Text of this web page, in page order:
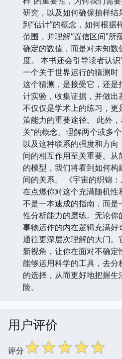
研究，以及如何确保抽样
到“估计”的概念，如何根据
范围，并理解“置信区间”
确定的数值，而是对未知
度。 本书还会引导读者认
一个关于世界运行的猜测
这个猜测，是接受它，还
计实验，收集证据，并做
不仅仅是学术上的练习，
策能力的重要途径。 此外
关”的概念。理解两个或多
以及这种联系的强度和方
间的相互作用至关重要。
的模型，我们将看到如何
间的关系。 《宇宙的织锦
在点燃你对这个充满随机
不是一本速成的指南，而
性分析能力的磨练。无论
事物运作的内在逻辑充满
通往更深层次理解的大门
新视角，让你在面对不确
能够运用科学的工具，去
的选择，从而更好地把握
险。
用户评价
评分☆☆☆☆☆